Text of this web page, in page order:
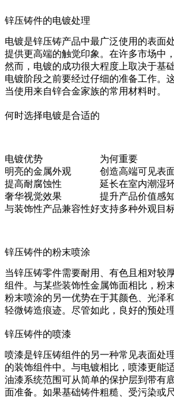
锌压铸件的电镀处理
电镀是锌压铸产品中最广泛使用的表面
提供更高端的触觉印象。在许多市场中
然而，电镀的成功很大程度上取决于基
电镀阶段之前要经过仔细的准备工作。
当使用来自锌合金家族的常用材料时。
何时选择电镀是合适的
电镀优势 为何重要
明亮的金属外观
创造高端可见表
提高耐腐蚀性
延长在室内潮湿
奢华视觉效果
提升产品价值感
与装饰性产品兼容性好支持多种外观目
锌压铸件的粉末喷涂
当锌压铸零件需要耐用、有色且相对较
组件。与某些装饰性金属饰面相比，粉
粉末喷涂的另一优势在于其颜色、光泽
轻微铸造痕迹。尽管如此，良好的预处
锌压铸件的喷漆
喷漆是锌压铸组件的另一种常见表面处
的装饰组件中。与电镀相比，喷漆更能
油漆系统范围可从简单的保护层到带有
面准备。如果基础铸件粗糙、受污染或